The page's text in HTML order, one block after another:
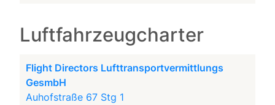
Luftfahrzeugcharter
Flight Directors Lufttransportvermittlungs
GesmbH
Auhofstraße 67 Stg 1